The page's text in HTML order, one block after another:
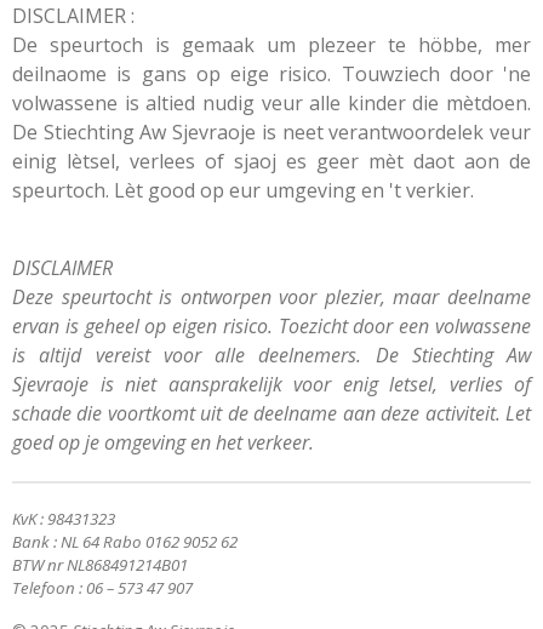
DISCLAIMER :
De speurtoch is gemaak um plezeer te höbbe, mer
deilnaome is gans op eige risico. Touwziech door 'ne
volwassene is altied nudig veur alle kinder die mètdoen.
De Stiechting Aw Sjevraoje is neet verantwoordelek veur
einig lètsel, verlees of sjaoj es geer mèt daot aon de
speurtoch. Lèt good op eur umgeving en 't verkier.
DISCLAIMER
Deze speurtocht is ontworpen voor plezier, maar deelname
ervan is geheel op eigen risico. Toezicht door een volwassene
is altijd vereist voor alle deelnemers. De Stiechting Aw
Sjevraoje is niet aansprakelijk voor enig letsel, verlies of
schade die voortkomt uit de deelname aan deze activiteit. Let
goed op je omgeving en het verkeer.
KvK : 98431323
Bank : NL 64 Rabo 0162 9052 62
BTW nr NL868491214B01
Telefoon : 06 – 573 47 907